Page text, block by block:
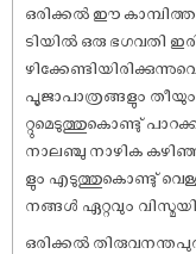
ഒരിക്കൽ ഈ
ടിയിൽ ഒരു ഭഗവതി
പൂജാപാത്രങ്ങളും
റ്റുമെടുത്തുകൊണ്ടു്
നാലഞ്ചു നാഴിക
ളും എടുത്തുകൊണ്ടു്
നങ്ങൾ ഏറ്റവും
ഒരിക്കൽ